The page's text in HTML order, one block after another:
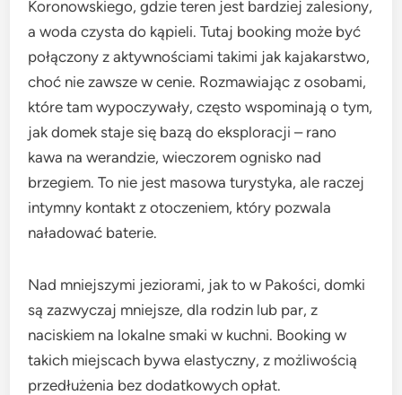
Koronowskiego, gdzie teren jest bardziej zalesiony,
a woda czysta do kąpieli. Tutaj booking może być
połączony z aktywnościami takimi jak kajakarstwo,
choć nie zawsze w cenie. Rozmawiając z osobami,
które tam wypoczywały, często wspominają o tym,
jak domek staje się bazą do eksploracji – rano
kawa na werandzie, wieczorem ognisko nad
brzegiem. To nie jest masowa turystyka, ale raczej
intymny kontakt z otoczeniem, który pozwala
naładować baterie.
Nad mniejszymi jeziorami, jak to w Pakości, domki
są zazwyczaj mniejsze, dla rodzin lub par, z
naciskiem na lokalne smaki w kuchni. Booking w
takich miejscach bywa elastyczny, z możliwością
przedłużenia bez dodatkowych opłat.